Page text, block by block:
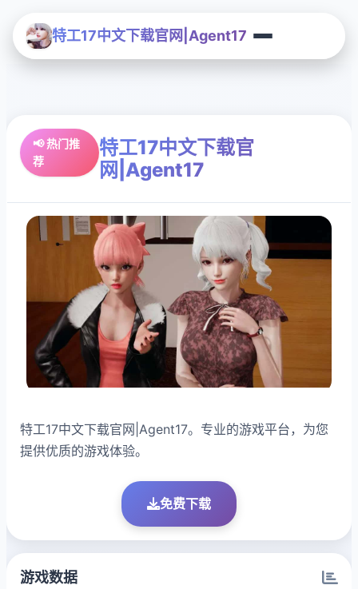
特工17中文下载官网|Agent17
📢 热门推
荐
特工17中文下载官
网|Agent17
特工17中文下载官网|Agent17。专业的游戏平台，为您
提供优质的游戏体验。
免费下载
游戏数据